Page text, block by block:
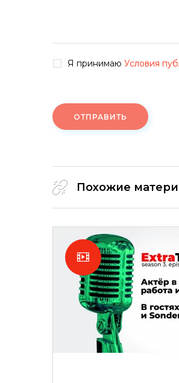
Я принимаю Условия
ОТПРАВИТЬ
Похожие